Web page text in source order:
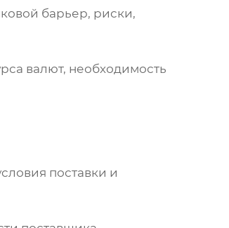
барьер, риски,
валют, необходимость
поставки и